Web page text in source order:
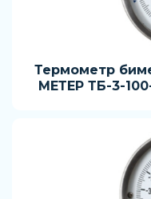
Термометр
МЕТЕР ТБ-3-